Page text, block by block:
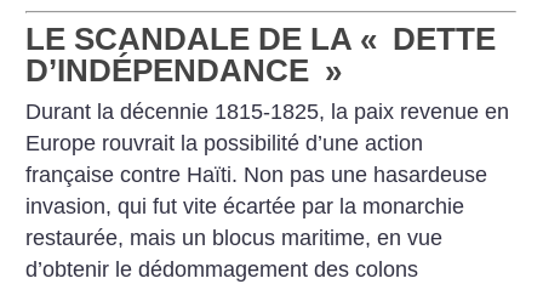
LE SCANDALE DE LA « DETTE
D’INDÉPENDANCE »
Durant la décennie 1815-1825, la paix revenue en
Europe rouvrait la possibilité d’une action
française contre Haïti. Non pas une hasardeuse
invasion, qui fut vite écartée par la monarchie
restaurée, mais un blocus maritime, en vue
d’obtenir le dédommagement des colons